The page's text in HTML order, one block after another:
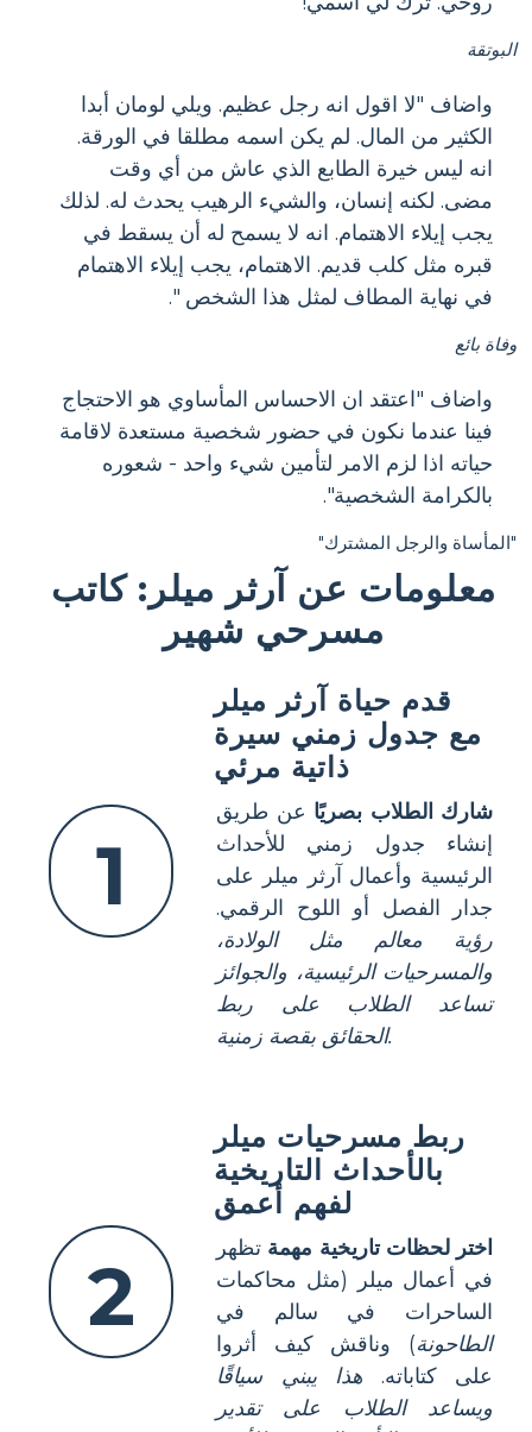
البوتقة
واضاف "لا اقول انه رجل عظيم. ويلي لومان أبدا
الكثير من المال. لم يكن اسمه مطلقا في الورقة.
انه ليس خيرة الطابع الذي عاش من أي وقت
مضى. لكنه إنسان، والشيء الرهيب يحدث له. لذلك
يجب إيلاء الاهتمام. انه لا يسمح له أن يسقط في
قبره مثل كلب قديم. الاهتمام، يجب إيلاء الاهتمام
في نهاية المطاف لمثل هذا الشخص ".
وفاة بائع
واضاف "اعتقد ان الاحساس المأساوي هو الاحتجاج
فينا عندما نكون في حضور شخصية مستعدة لاقامة
حياته اذا لزم الامر لتأمين شيء واحد - شعوره
بالكرامة الشخصية".
"المأساة والرجل المشترك"
معلومات عن آرثر ميلر: كاتب
مسرحي شهير
1
قدم حياة آرثر ميلر
مع جدول زمني سيرة
ذاتية مرئي
شارك الطلاب بصريًا عن طريق
إنشاء جدول زمني للأحداث
الرئيسية وأعمال آرثر ميلر على
جدار الفصل أو اللوح الرقمي.
رؤية معالم مثل الولادة،
والمسرحيات الرئيسية، والجوائز
تساعد الطلاب على ربط
الحقائق بقصة زمنية.
2
ربط مسرحيات ميلر
بالأحداث التاريخية
لفهم أعمق
اختر لحظات تاريخية مهمة تظهر
في أعمال ميلر (مثل محاكمات
الساحرات في سالم في
الطاحونة) وناقش كيف أثروا
على كتاباته. هذا يبني سياقًا
ويساعد الطلاب على تقدير